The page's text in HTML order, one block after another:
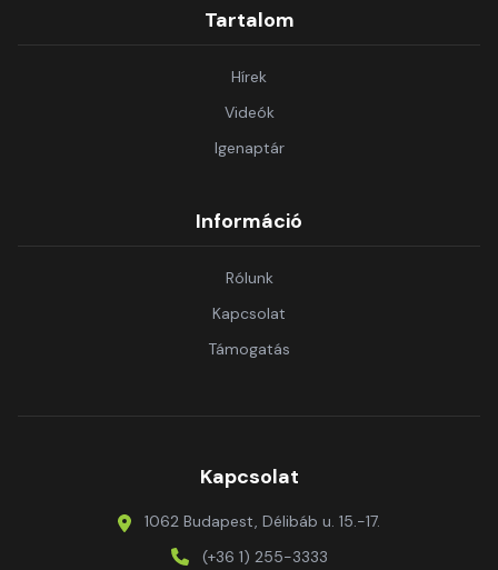
Tartalom
Hírek
Videók
Igenaptár
Információ
Rólunk
Kapcsolat
Támogatás
Kapcsolat
1062 Budapest, Délibáb u. 15.-17.
(+36 1) 255-3333